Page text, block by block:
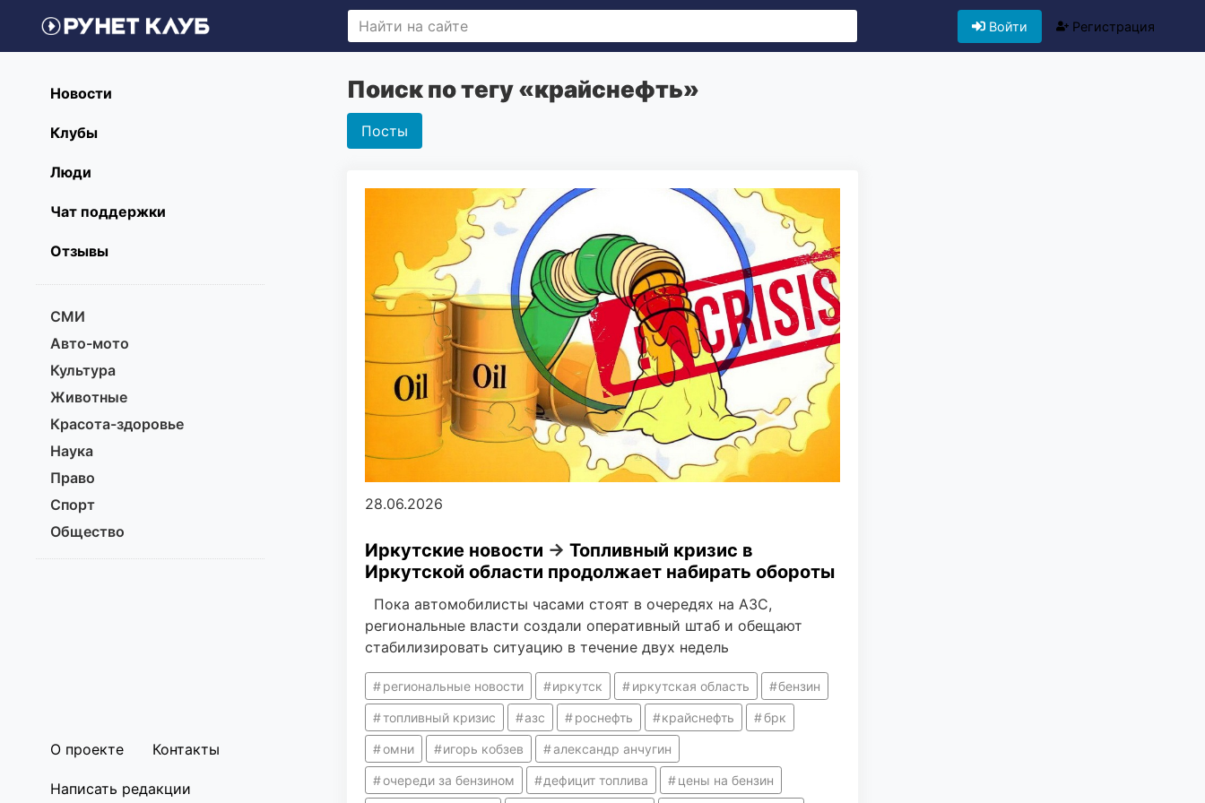
Войти Регистрация
Новости
Клубы
Люди
Чат поддержки
Отзывы
СМИ
Авто-мото
Культура
Животные
Красота-здоровье
Наука
Право
Спорт
Общество
О проекте Контакты
Написать редакции
Поиск по тегу «крайснефть»
Посты
28.06.2026
Иркутские новости → Топливный кризис в
Иркутской области продолжает набирать обороты
Пока автомобилисты часами стоят в очередях на АЗС,
региональные власти создали оперативный штаб и обещают
стабилизировать ситуацию в течение двух недель
региональные новости иркутск иркутская область бензин
топливный кризис азс роснефть крайснефть брк
омни игорь кобзев александр анчугин
очереди за бензином дефицит топлива цены на бензин